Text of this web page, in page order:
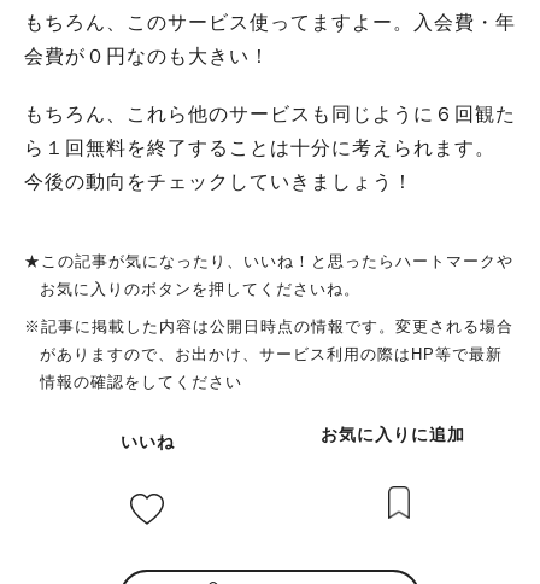
もちろん、このサービス使ってますよー。入会費・年
会費が０円なのも大きい！
もちろん、これら他のサービスも同じように６回観た
ら１回無料を終了することは十分に考えられます。
今後の動向をチェックしていきましょう！
★この記事が気になったり、いいね！と思ったらハートマークや
お気に入りのボタンを押してくださいね。
※記事に掲載した内容は公開日時点の情報です。変更される場合
がありますので、お出かけ、サービス利用の際はHP等で最新
情報の確認をしてください
いいね お気に入りに追加